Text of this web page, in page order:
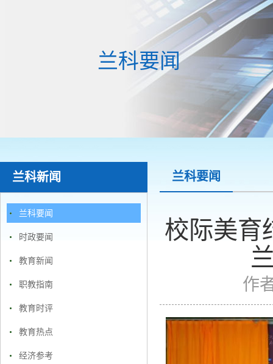
兰科要闻
兰科新闻
兰科要闻
时政要闻
教育新闻
职教指南
教育时评
教育热点
经济参考
兰科要闻
校际美育
作